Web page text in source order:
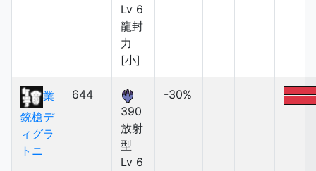
Lv 6
龍封
力
[小]
業
銃槍デ
ィグラ
トニ
644
390
放射
型
Lv 6
-30%